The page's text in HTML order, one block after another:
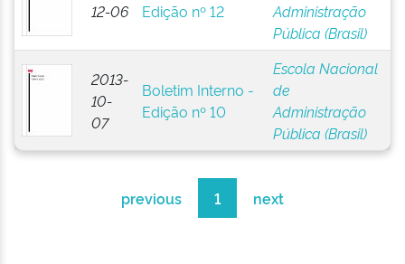
12-06
Edição nº 12
Administração
Pública (Brasil)
2013-
10-
07
Boletim Interno -
Edição nº 10
Escola Nacional
de
Administração
Pública (Brasil)
previous 1 next